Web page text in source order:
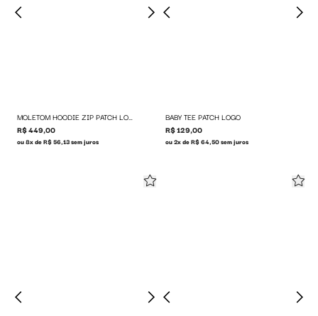
MOLETOM HOODIE ZIP PATCH LOGO
R$ 449,00
ou 8x de R$ 56,13 sem juros
BABY TEE PATCH LOGO
R$ 129,00
ou 2x de R$ 64,50 sem juros